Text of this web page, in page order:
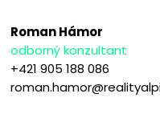
Roman Hámor
odborný konzultant
+421 905 188 086